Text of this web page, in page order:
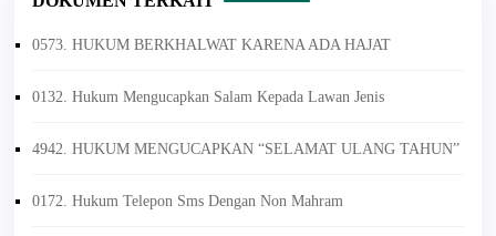
0573. HUKUM BERKHALWAT KARENA ADA HAJAT
0132. Hukum Mengucapkan Salam Kepada Lawan Jenis
4942. HUKUM MENGUCAPKAN “SELAMAT ULANG TAHUN”
0172. Hukum Telepon Sms Dengan Non Mahram